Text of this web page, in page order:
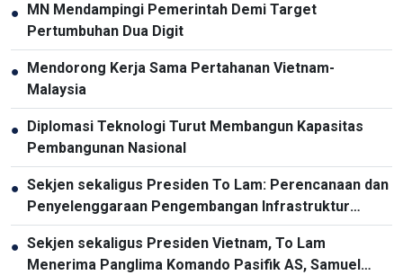
●
MN Mendampingi Pemerintah Demi Target
Pertumbuhan Dua Digit
●
Mendorong Kerja Sama Pertahanan Vietnam-
Malaysia
●
Diplomasi Teknologi Turut Membangun Kapasitas
Pembangunan Nasional
● Sekjen sekaligus Presiden To Lam: Perencanaan dan
Penyelenggaraan Pengembangan Infrastruktur
Harus Diperbarui
● Sekjen sekaligus Presiden Vietnam, To Lam
Menerima Panglima Komando Pasifik AS, Samuel